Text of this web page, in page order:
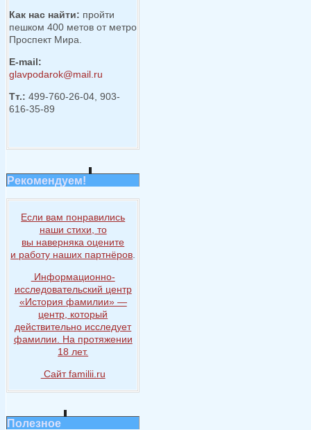
Как нас найти: пройти
пешком 400 метов от метро
Проспект Мира.
E-mail:
glavpodarok@mail.ru
Тт.: 499-760-26-04, 903-
616-35-89
Рекомендуем!
Если вам понравились
наши стихи, то
вы наверняка оцените
и работу наших партнёров
Информационно-
исследовательский центр
«История фамилии» —
центр, который
действительно исследует
фамилии. На протяжении
18 лет.
Сайт familii.ru
Полезное